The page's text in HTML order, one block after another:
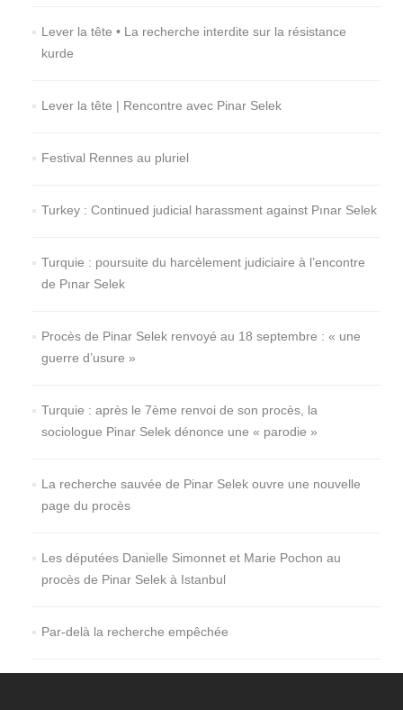
Lever la tête • La recherche interdite sur la résistance
kurde
Lever la tête | Rencontre avec Pinar Selek
Festival Rennes au pluriel
Turkey : Continued judicial harassment against Pınar Selek
Turquie : poursuite du harcèlement judiciaire à l’encontre
de Pınar Selek
Procès de Pinar Selek renvoyé au 18 septembre : « une
guerre d’usure »
Turquie : après le 7ème renvoi de son procès, la
sociologue Pinar Selek dénonce une « parodie »
La recherche sauvée de Pinar Selek ouvre une nouvelle
page du procès
Les députées Danielle Simonnet et Marie Pochon au
procès de Pinar Selek à Istanbul
Par-delà la recherche empêchée